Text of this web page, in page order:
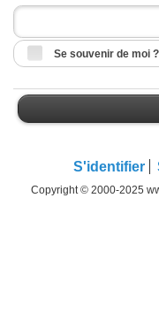
Se souvenir de moi ?
S'identifier
Copyright © 2000-2025